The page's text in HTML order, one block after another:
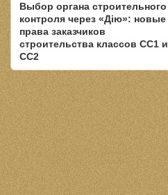
Выбор органа строительного
контроля через «Дію»: новые
права заказчиков
строительства классов СС1 и
СС2